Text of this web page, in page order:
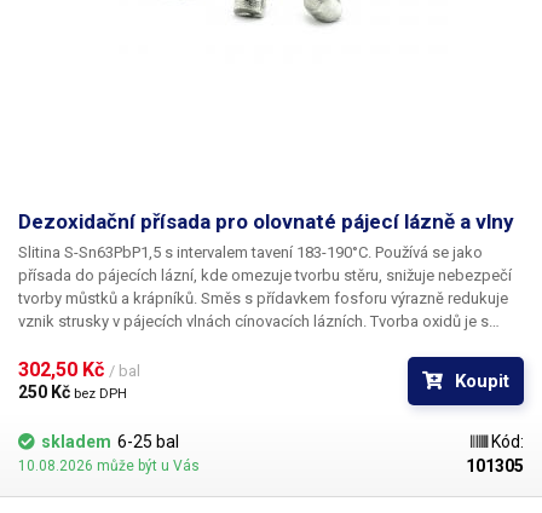
Dezoxidační přísada pro olovnaté pájecí lázně a vlny
Slitina S-Sn63PbP1,5 s intervalem tavení 183-190°C. Používá se jako
přísada do pájecích lázní, kde omezuje tvorbu stěru, snižuje nebezpečí
tvorby můstků a krápníků. Směs s přídavkem fosforu výrazně redukuje
vznik strusky v pájecích vlnách cínovacích lázních. Tvorba oxidů je s
poloviční odpad pájecí slitiny při stírání zoxidované vrstvy z povrchu a
dlouhodobě čistou hladinu taveniny. Dodává se ve tvaru pelet o
302,50 Kč / bal
250 Kč bez DPH
Koupit
skladem 6-25 bal
10.08.2026 může být u Vás
Kód:
101305